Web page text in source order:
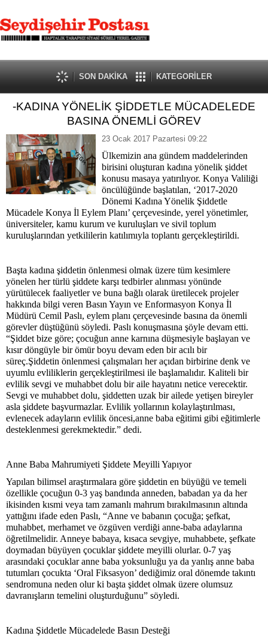
SON DAKİKA KATEGORİLER
-KADINA YÖNELİK ŞİDDETLE MÜCADELEDE
BASINA ÖNEMLİ GÖREV
23 Ocak 2017 Pazartesi 09:22
Ülkemizin ana gündem maddelerinden
birisini oluşturan kadına yönelik şiddet
konusu masaya yatırılıyor. Konya Valiliği
öncülüğünde başlatılan, ‘2017-2020
Dönemi Kadına Yönelik Şiddetle
Mücadele Konya İl Eylem Planı’ çerçevesinde, yerel yönetimler,
üniversiteler, kamu kurum ve kuruluşları ve sivil toplum
kuruluşlarından yetkililerin katılımıyla toplantı gerçekleştirildi.
Başta kadına şiddetin önlenmesi olmak üzere tüm kesimlere
yönelen her türlü şiddete karşı tedbirler alınması yönünde
yürütülecek faaliyetler ve buna bağlı olarak üretilecek projeler
hakkında bilgi veren Basın Yayın ve Enformasyon Konya İl
Müdürü Cemil Paslı, eylem planı çerçevesinde basına da önemli
görevler düştüğünü söyledi. Paslı konuşmasına şöyle devam etti.
“Şiddet bize göre; çocuğun anne karnına düşmesiyle başlayan ve
kısır döngüyle bir ömür boyu devam eden bir acılı bir
süreç.Şiddetin önlenmesi çalışmaları her açıdan birbirine denk ve
uyumlu evliliklerin gerçekleştirilmesi ile başlamalıdır. Kaliteli bir
evlilik sevgi ve muhabbet dolu bir aile hayatını netice verecektir.
Sevgi ve muhabbet dolu, şiddetten uzak bir ailede yetişen bireyler
asla şiddete başvurmazlar. Evlilik yollarının kolaylaştırılması,
evlenecek adayların evlilik öncesi,anne baba eğitimi gibi eğitimlerle
desteklenmesi gerekmektedir.” dedi.
Anne Baba Mahrumiyeti Şiddete Meyilli Yapıyor
Yapılan bilimsel araştırmalara göre şiddetin en büyüğü ve temeli
özellikle çocuğun 0-3 yaş bandında anneden, babadan ya da her
ikisinden kısmi veya tam zamanlı mahrum bırakılmasının altında
yattığını ifade eden Paslı, “Anne ve babanın çocuğa; şefkat,
muhabbet, merhamet ve özgüven verdiği anne-baba adaylarına
öğretilmelidir. Anneye babaya, kısaca sevgiye, muhabbete, şefkate
doymadan büyüyen çocuklar şiddete meyilli olurlar. 0-7 yaş
arasındaki çocuklar anne baba yoksunluğu ya da yanlış anne baba
tutumları çocukta ‘Oral Fiksasyon’ dediğimiz oral dönemde takıntı
sendromuna neden olur ki başta şiddet olmak üzere olumsuz
davranışların temelini oluşturduğunu” söyledi.
Kadına Şiddetle Mücadelede Basın Desteği